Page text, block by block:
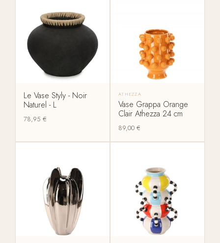
Le Vase Styly - Noir
Naturel - L
78,95€
ATHEZZA
Vase Grappa Orange
Clair Athezza 24 cm
89,00 €